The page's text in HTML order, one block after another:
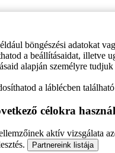
böngészési adatokat
a beállításaidat, illetve
alapján személyre
a láblécben
célokra
aktív vizsgálata
Partnereink listája